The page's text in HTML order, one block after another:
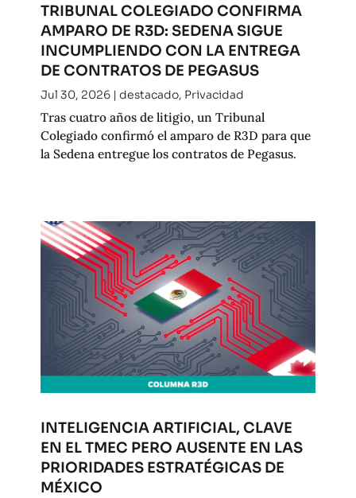
TRIBUNAL COLEGIADO CONFIRMA
AMPARO DE R3D: SEDENA SIGUE
INCUMPLIENDO CON LA ENTREGA
DE CONTRATOS DE PEGASUS
Jul 30, 2026| destacado, Privacidad
Tras cuatro años de litigio, un Tribunal
Colegiado confirmó el amparo de R3D para que
la Sedena entregue los contratos de Pegasus.
INTELIGENCIA ARTIFICIAL, CLAVE
EN EL TMEC PERO AUSENTE EN LAS
PRIORIDADES ESTRATÉGICAS DE
MÉXICO